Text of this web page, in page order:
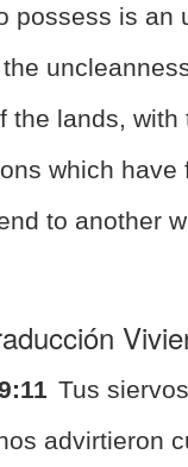
possess is an
the lands, with
which have
to another
Tus
advirtieron